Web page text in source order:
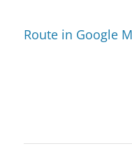
Route in Google